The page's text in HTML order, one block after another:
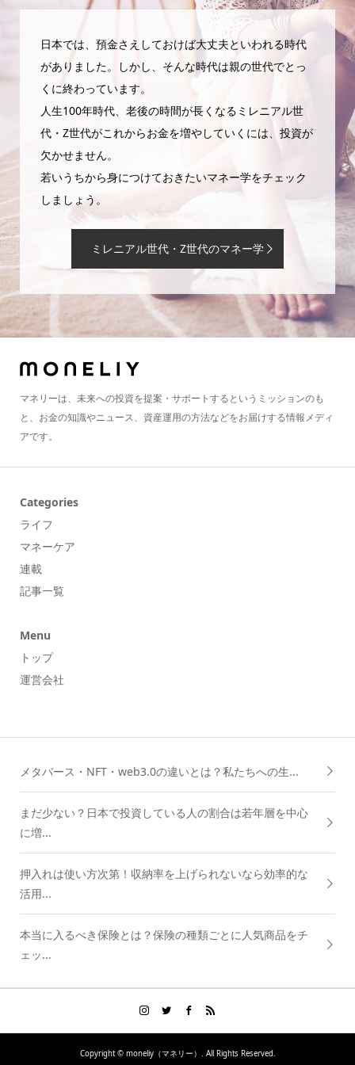
日本では、預金さえしておけば大丈夫といわれる時代
がありました。しかし、そんな時代は親の世代でとっ
くに終わっています。
人生100年時代、老後の時間が長くなるミレニアル世
代・Z世代がこれからお金を増やしていくには、投資が
欠かせません。
若いうちから身につけておきたいマネー学をチェック
しましょう。
ミレニアル世代・Z世代のマネー学
マネリーは、未来への投資を提案・サポートするというミッションのも
と、お金の知識やニュース、資産運用の方法などをお届けする情報メディ
アです。
Categories
ライフ
マネーケア
連載
記事一覧
Menu
トップ
運営会社
メタバース・NFT・web3.0の違いとは？私たちへの生...
まだ少ない？日本で投資している人の割合は若年層を中心
に増...
押入れは使い方次第！収納率を上げられないなら効率的な
活用...
本当に入るべき保険とは？保険の種類ごとに人気商品をチ
ェッ...
Copyright ©moneliy（マネリー）. All Rights Reserved.